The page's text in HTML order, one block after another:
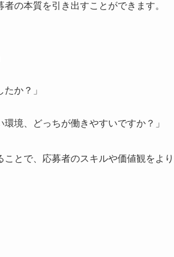
の本質を引き出すことができます。
か？」
境、どっちが働きやすいですか？」
ことで、応募者のスキルや価値観をよ